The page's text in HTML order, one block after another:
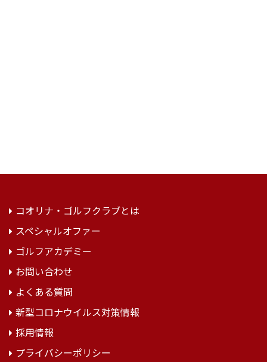
コオリナ・ゴルフクラブとは
スペシャルオファー
ゴルフアカデミー
お問い合わせ
よくある質問
新型コロナウイルス対策情報
採用情報
プライバシーポリシー